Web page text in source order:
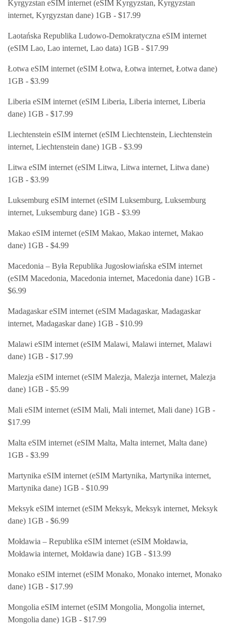
Kyrgyzstan eSIM internet (eSIM Kyrgyzstan, Kyrgyzstan
internet, Kyrgyzstan dane) 1GB - $17.99
Laotańska Republika Ludowo-Demokratyczna eSIM internet
(eSIM Lao, Lao internet, Lao data) 1GB - $17.99
Łotwa eSIM internet (eSIM Łotwa, Łotwa internet, Łotwa dane)
1GB - $3.99
Liberia eSIM internet (eSIM Liberia, Liberia internet, Liberia
dane) 1GB - $17.99
Liechtenstein eSIM internet (eSIM Liechtenstein, Liechtenstein
internet, Liechtenstein dane) 1GB - $3.99
Litwa eSIM internet (eSIM Litwa, Litwa internet, Litwa dane)
1GB - $3.99
Luksemburg eSIM internet (eSIM Luksemburg, Luksemburg
internet, Luksemburg dane) 1GB - $3.99
Makao eSIM internet (eSIM Makao, Makao internet, Makao
dane) 1GB - $4.99
Macedonia – Była Republika Jugosłowiańska eSIM internet
(eSIM Macedonia, Macedonia internet, Macedonia dane) 1GB -
$6.99
Madagaskar eSIM internet (eSIM Madagaskar, Madagaskar
internet, Madagaskar dane) 1GB - $10.99
Malawi eSIM internet (eSIM Malawi, Malawi internet, Malawi
dane) 1GB - $17.99
Malezja eSIM internet (eSIM Malezja, Malezja internet, Malezja
dane) 1GB - $5.99
Mali eSIM internet (eSIM Mali, Mali internet, Mali dane) 1GB -
$17.99
Malta eSIM internet (eSIM Malta, Malta internet, Malta dane)
1GB - $3.99
Martynika eSIM internet (eSIM Martynika, Martynika internet,
Martynika dane) 1GB - $10.99
Meksyk eSIM internet (eSIM Meksyk, Meksyk internet, Meksyk
dane) 1GB - $6.99
Mołdawia – Republika eSIM internet (eSIM Mołdawia,
Mołdawia internet, Mołdawia dane) 1GB - $13.99
Monako eSIM internet (eSIM Monako, Monako internet, Monako
dane) 1GB - $17.99
Mongolia eSIM internet (eSIM Mongolia, Mongolia internet,
Mongolia dane) 1GB - $17.99